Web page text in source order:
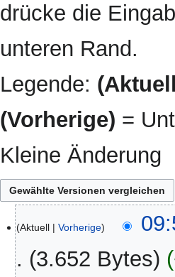
drücke die
unteren Rand.
Legende:
(Vorherige) =
Kleine Änderung
Februar
2026
Aktuell Vorherige
3.652 Bytes